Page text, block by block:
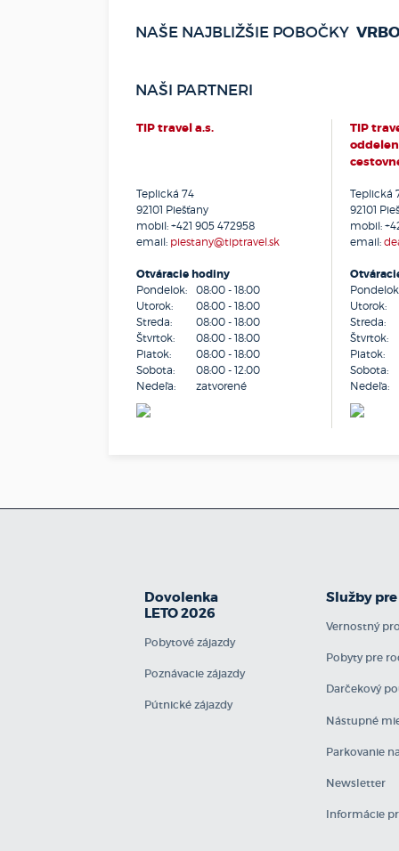
NAŠE NAJBLIŽŠIE POBOČKY
NAŠI PARTNERI
TIP travel a.s.
Teplická 74
92101 Piešťany
mobil: +421 905 472958
email: piestany@tiptravel.sk
Otváracie hodiny
Pondelok:
08:00 - 18:00
Utorok:
08:00 - 18:00
Streda:
08:00 - 18:00
Štvrtok:
08:00 - 18:00
Piatok:
08:00 - 18:00
Sobota:
08:00 - 12:00
Nedeľa:
zatvorené
TIP
Teplická
92101
mobil:
email:
Utorok:
Streda:
Štvrtok:
Piatok:
Sobota:
Nedeľa:
Dovolenka
LETO 2026
Pobytové zájazdy
Poznávacie zájazdy
Pútnické zájazdy
Služby
Vernostný
Pobyty pre
Darčekový
Nástupné
Parkovanie
Newsletter
Informácie